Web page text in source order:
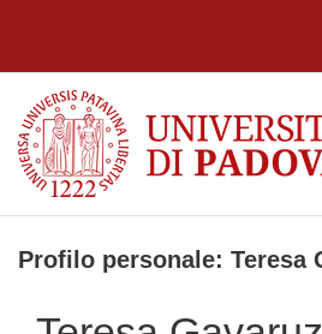
Profilo personale: Teresa